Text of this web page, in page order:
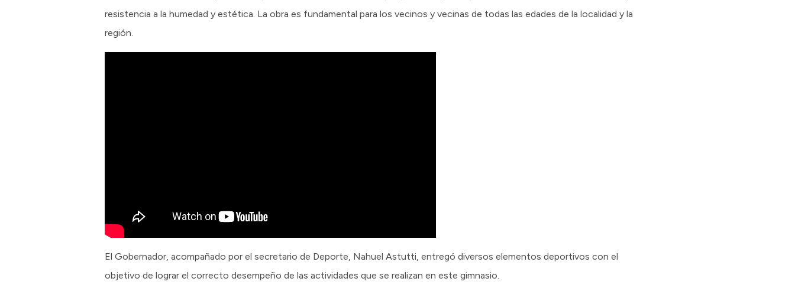
resistencia a la humedad y estética. La obra es fundamental para los vecinos y vecinas de todas las edades de la localidad y la
región.
El Gobernador, acompañado por el secretario de Deporte, Nahuel Astutti, entregó diversos elementos deportivos con el
objetivo de lograr el correcto desempeño de las actividades que se realizan en este gimnasio.